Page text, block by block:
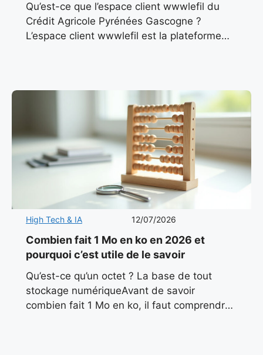
Qu’est-ce que l’espace client wwwlefil du
Crédit Agricole Pyrénées Gascogne ?
L’espace client wwwlefil est la plateforme
High Tech & IA 12/07/2026
Combien fait 1 Mo en ko en 2026 et
pourquoi c’est utile de le savoir
Qu’est-ce qu’un octet ? La base de tout
stockage numériqueAvant de savoir
combien fait 1 Mo en ko, il faut comprendre